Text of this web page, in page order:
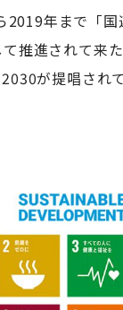
2019年まで「
推進されて来
が提唱され